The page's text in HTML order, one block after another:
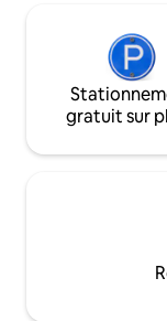
gratuit sur